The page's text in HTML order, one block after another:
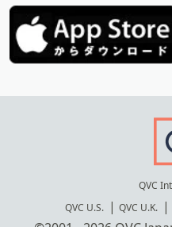
QVC
QVC U.S.
QVC U.K.